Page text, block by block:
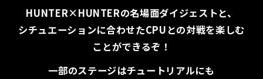
HUNTER×HUNTERの名場面ダイジェストと、
シチュエーションに合わせたCPUとの対戦を楽しむ
ことができるぞ！
一部のステージはチュートリアルにも